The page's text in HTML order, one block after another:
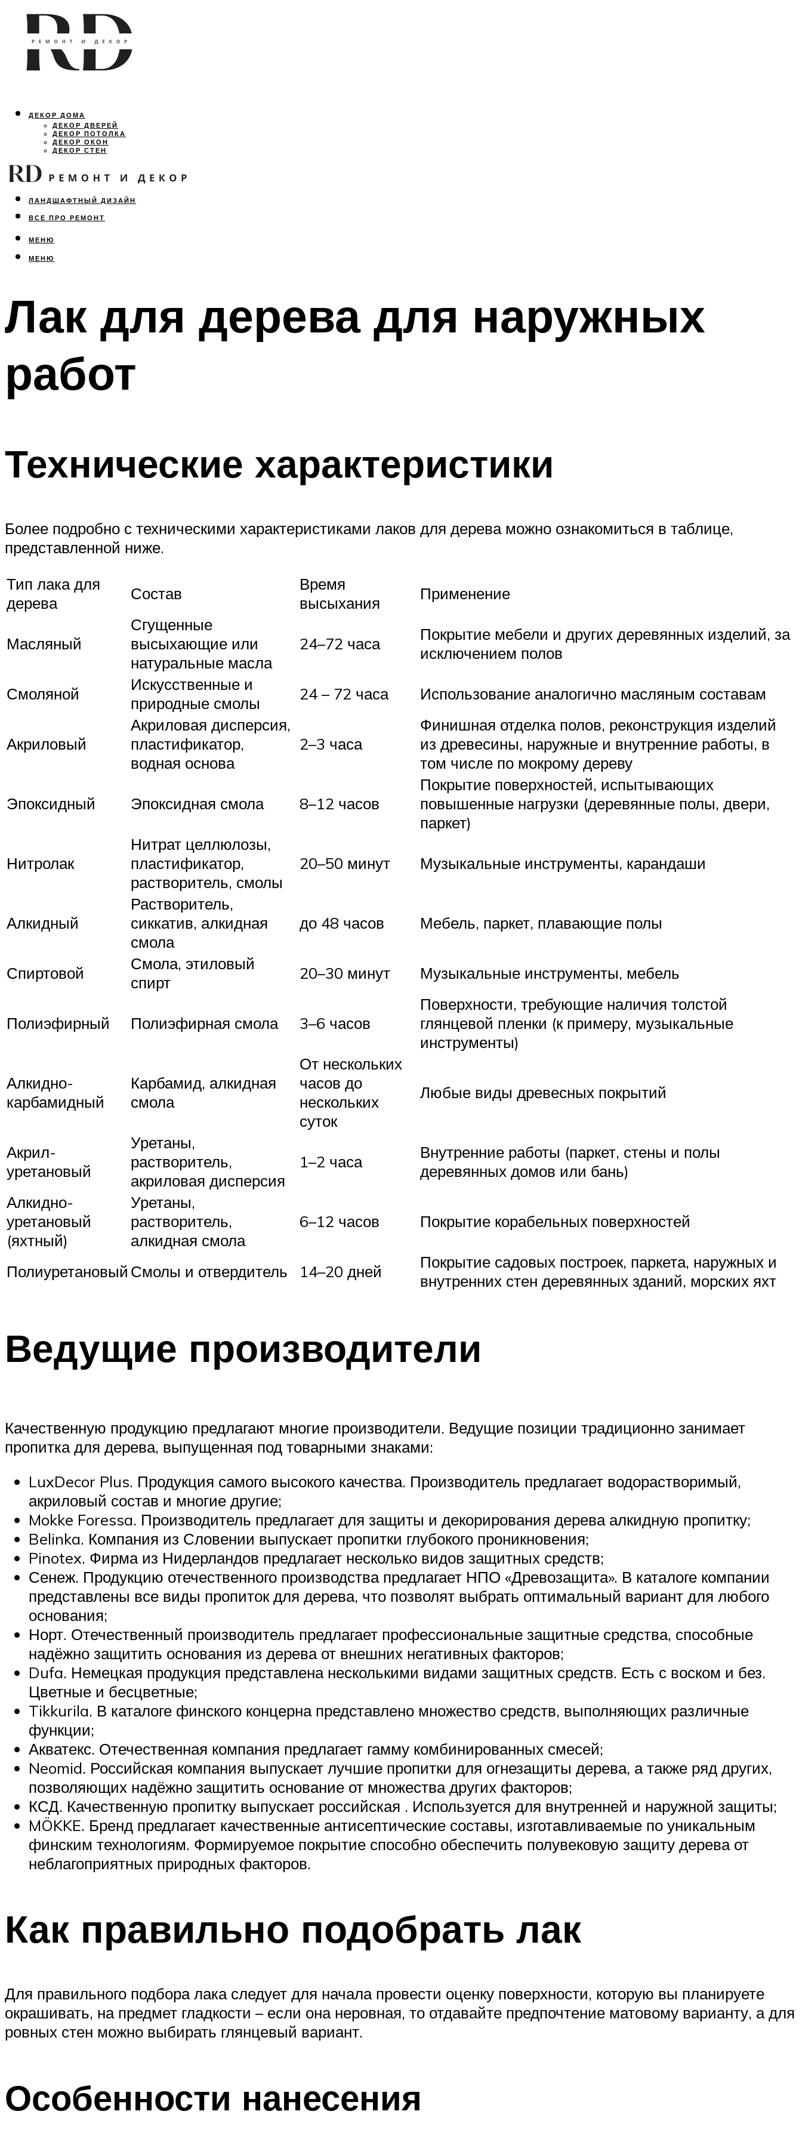
ДЕКОР ДОМА
ДЕКОР ДВЕРЕЙ
ДЕКОР ПОТОЛКА
ДЕКОР ОКОН
ДЕКОР СТЕН
ОСВЕЩЕНИЕ
ДИЗАЙН ИНТЕРЬЕРА
ЛАНДШАФТНЫЙ ДИЗАЙН
ВСЕ ПРО РЕМОНТ
МЕНЮ
МЕНЮ
Лак для дерева для наружных
работ
Технические характеристики
Более подробно с техническими характеристиками лаков для дерева можно ознакомиться в таблице,
представленной ниже.
Тип лака для
дерева
Состав
Время
высыхания
Применение
Масляный
Сгущенные
высыхающие или
натуральные масла
24–72 часа
Покрытие мебели и других деревянных изделий, за
исключением полов
Смоляной
Искусственные и
природные смолы
24 – 72 часа Использование аналогично масляным составам
Акриловый
Акриловая дисперсия,
пластификатор,
водная основа
2–3 часа
Финишная отделка полов, реконструкция изделий
из древесины, наружные и внутренние работы, в
том числе по мокрому дереву
Эпоксидный Эпоксидная смола 8–12 часов
Покрытие поверхностей, испытывающих
повышенные нагрузки (деревянные полы, двери,
паркет)
Нитролак
Нитрат целлюлозы,
пластификатор,
растворитель, смолы
20–50 минут Музыкальные инструменты, карандаши
Алкидный
Растворитель,
сиккатив, алкидная
смола
до 48 часов Мебель, паркет, плавающие полы
Спиртовой
Смола, этиловый
спирт
20–30 минут Музыкальные инструменты, мебель
Полиэфирный Полиэфирная смола 3–6 часов
Поверхности, требующие наличия толстой
глянцевой пленки (к примеру, музыкальные
инструменты)
Алкидно-
карбамидный
Карбамид, алкидная
смола
От нескольких
часов до
нескольких
суток
Любые виды древесных покрытий
Акрил-
уретановый
Уретаны,
растворитель,
акриловая дисперсия
1–2 часа
Внутренние работы (паркет, стены и полы
деревянных домов или бань)
Алкидно-
уретановый
(яхтный)
Уретаны,
растворитель,
алкидная смола
6–12 часов Покрытие корабельных поверхностей
Полиуретановый Смолы и отвердитель 14–20 дней
Покрытие садовых построек, паркета, наружных и
внутренних стен деревянных зданий, морских яхт
Ведущие производители
Качественную продукцию предлагают многие производители. Ведущие позиции традиционно занимает
пропитка для дерева, выпущенная под товарными знаками:
LuxDecor Plus. Продукция самого высокого качества. Производитель предлагает водорастворимый,
акриловый состав и многие другие;
Mokke Foressa. Производитель предлагает для защиты и декорирования дерева алкидную пропитку;
Belinka. Компания из Словении выпускает пропитки глубокого проникновения;
Pinotex. Фирма из Нидерландов предлагает несколько видов защитных средств;
Сенеж. Продукцию отечественного производства предлагает НПО «Древозащита». В каталоге компании
представлены все виды пропиток для дерева, что позволят выбрать оптимальный вариант для любого
основания;
Норт. Отечественный производитель предлагает профессиональные защитные средства, способные
надёжно защитить основания из дерева от внешних негативных факторов;
Dufa. Немецкая продукция представлена несколькими видами защитных средств. Есть с воском и без.
Цветные и бесцветные;
Tikkurila. В каталоге финского концерна представлено множество средств, выполняющих различные
функции;
Акватекс. Отечественная компания предлагает гамму комбинированных смесей;
Neomid. Российская компания выпускает лучшие пропитки для огнезащиты дерева, а также ряд других,
позволяющих надёжно защитить основание от множества других факторов;
КСД. Качественную пропитку выпускает российская . Используется для внутренней и наружной защиты;
MÖKKE. Бренд предлагает качественные антисептические составы, изготавливаемые по уникальным
финским технологиям. Формируемое покрытие способно обеспечить полувековую защиту дерева от
неблагоприятных природных факторов.
Как правильно подобрать лак
Для правильного подбора лака следует для начала провести оценку поверхности, которую вы планируете
окрашивать, на предмет гладкости – если она неровная, то отдавайте предпочтение матовому варианту, а для
ровных стен можно выбирать глянцевый вариант.
Особенности нанесения